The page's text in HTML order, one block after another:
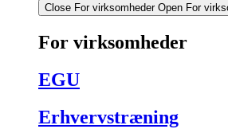
Close For virksomheder Open For
For virksomheder
EGU
Erhvervstræning